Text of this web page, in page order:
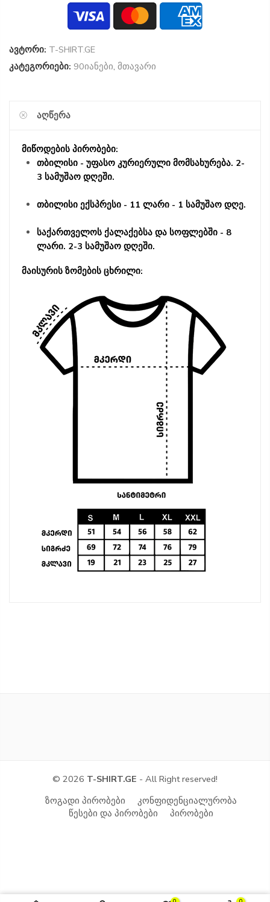
ავტორი: T-SHIRT.GE
კატეგორიები: 90იანები, მთავარი
ᲐᲦᲬᲔᲠᲐ
მიწოდების პირობები:
თბილისი - უფასო კურიერული მომსახურება. 2-
3 სამუშაო დღეში.
თბილისი ექსპრესი - 11 ლარი - 1 სამუშაო დღე.
საქართველოს ქალაქებსა და სოფლებში - 8
ლარი. 2-3 სამუშაო დღეში.
მაისურის ზომების ცხრილი:
© 2026 T-SHIRT.GE - All Right reserved!
ზოგადი პირობები
კონფიდენციალურობა
წესები და პირობები
პირობები